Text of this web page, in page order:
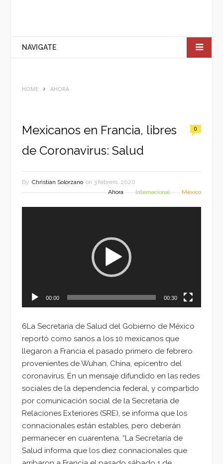
NAVIGATE
HOME AHORA
Mexicanos en Francia, libres
de Coronavirus: Salud
0
By Christian Solorzano on 3 febrero, 2020
Ahora
Internacional México
00:00 00:30
6La Secretaría de Salud del Gobierno de México
reportó como sanos a los 10 mexicanos que
llegaron a Francia el pasado primero de febrero
provenientes de Wuhan, China, epicentro del
coronavirus. En un mensaje difundido en las redes
sociales de la dependencia federal, y compartido
por comunicación social de la Secretaría de
Relaciones Exteriores (SRE), se informa que los
connacionales están estables, pero deberán
permanecer en cuarentena. “La Secretaría de
Salud informa que los diez connacionales que